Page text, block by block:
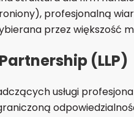
profesjonalną
przez większość
(LLP)
usługi